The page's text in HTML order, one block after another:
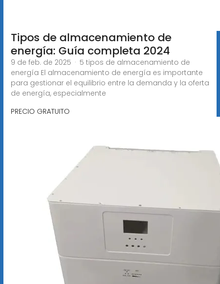
Tipos de almacenamiento de
energía: Guía completa 2024
9 de feb. de 2025 · 5 tipos de almacenamiento de
energía El almacenamiento de energía es importante
para gestionar el equilibrio entre la demanda y la oferta
de energía, especialmente
PRECIO GRATUITO